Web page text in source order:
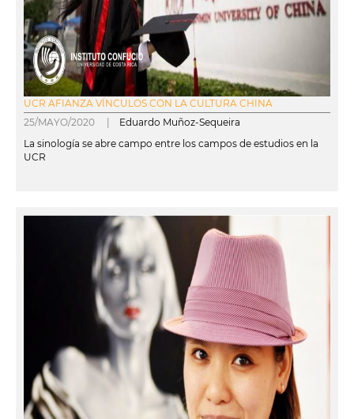
UCR AFIANZA VÍNCULOS CON LA CULTURA CHINA
25/MAYO/2020 | Eduardo Muñoz-Sequeira
La sinología se abre campo entre los campos de estudios en la
UCR